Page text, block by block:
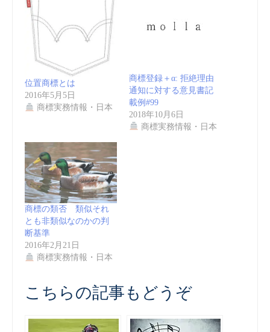
位置商標とは
2016年5月5日
商標実務情報・日本
商標登録＋α: 拒絶理由
通知に対する意見書記
載例#99
2018年10月6日
商標実務情報・日本
商標の類否 類似それ
とも非類似なのかの判
断基準
2016年2月21日
商標実務情報・日本
こちらの記事もどうぞ